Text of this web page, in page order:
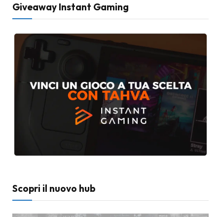
Giveaway Instant Gaming
Scopri il nuovo hub